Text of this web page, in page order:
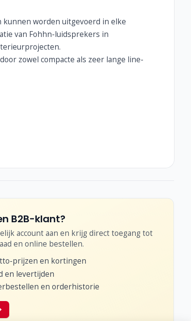
worden uitgevoerd in elke
van Fohhn-luidsprekers in
zowel compacte als zeer lange line-
B2B-klant?
account aan en krijg direct toegang tot
en online bestellen.
prijzen en kortingen
en levertijden
en orderhistorie